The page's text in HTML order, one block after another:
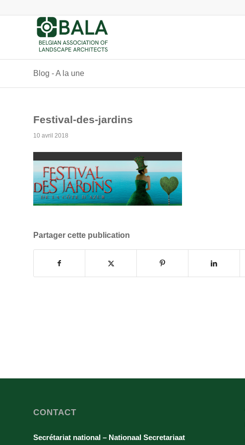
Blog - A la une
Festival-des-jardins
10 avril 2018
Partager cette publication
CONTACT
Secrétariat national – Nationaal Secretariaat